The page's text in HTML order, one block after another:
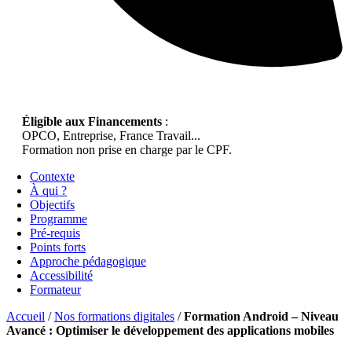
Éligible aux Financements :
OPCO, Entreprise, France Travail...
Formation non prise en charge par le CPF.
Contexte
À qui ?
Objectifs
Programme
Pré-requis
Points forts
Approche pédagogique
Accessibilité
Formateur
Accueil /Nos formations digitales /Formation Android – Niveau
Avancé : Optimiser le développement des applications mobiles